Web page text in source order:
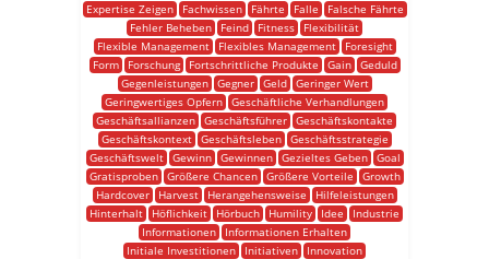
Expertise Zeigen
Fachwissen Fährte Falle
Falsche Fährte
Fehler Beheben
Feind Fitness
Flexibilität
Flexible Management
Flexibles Management
Foresight
Form
Forschung Fortschrittliche Produkte Gain
Geduld
Gegenleistungen
Gegner Geld
Geringer Wert
Geringwertiges Opfern Geschäftliche Verhandlungen
Geschäftsallianzen Geschäftsführer Geschäftskontakte
Geschäftskontext
Geschäftsleben
Geschäftsstrategie
Geschäftswelt
Gewinn Gewinnen Gezieltes Geben
Goal
Gratisproben
Größere Chancen Größere Vorteile
Growth
Hardcover
Harvest Herangehensweise
Hilfeleistungen
Hinterhalt
Höflichkeit Hörbuch Humility Idee
Industrie
Informationen
Informationen Erhalten
Initiale Investitionen
Initiativen
Innovation